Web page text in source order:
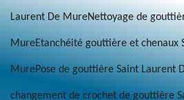
Laurent De MureNettoyage de
MureEtanchéité gouttière et chenaux
MurePose de gouttière Saint Laurent
changement de crochet de gouttière